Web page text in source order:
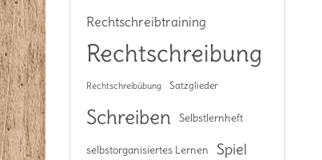
Rechtschreibtraining
Rechtschreibung
Rechtschreibübung Satzglieder
Schreiben Selbstlernheft
selbstorganisiertes Lernen Spiel